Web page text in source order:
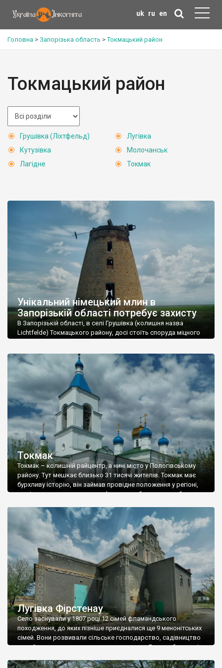
uk ru en
Головна > Запорізька область >Токмацький район
Токмацький район
Грушівка (Ліхтфельд)
Кутузівка
Лагідне
Лугівка
Молочанськ
Токмак
Унікальний німецький млин в
Запорізькій області потребує захисту
В Запорізькій області, в селі Грушівка (колишня назва
Lichtfelde) Токмацького району, досі стоїть споруда міцного
пам’яток та знаходиться під загрозою руйнації. Унікальність
млина полягає в тому, що подібних млинів в області
збереглося всього лише два (ще один – в селі […]
Токмак
Токмак – колишній райцентр, а нині місто у Пологівському
району. Тут мешкає близько 31 тисячі жителів. Токмак має
бурхливу історію, він займав провідне положення у регіоні,
але історико-культурних пам’яток тут збереглося небагато –
дороги тут (2020 р.) – жахливі, більшість із них навіть не
мають твердого покриття. […]
Лугівка Фірстенау
Село заснували у 1807 році 12 сімей фламандського
походження, до яких пізніше приєдналися ще 9 менонітських
сімей. Вони розвивали сільське господарство, садівництво
та займалися вирощуванням шовкопряду. Були побудовані
центрі села відкрилася школа. Навпроти школи був